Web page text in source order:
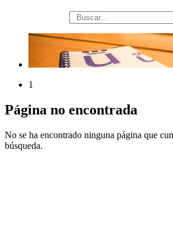
búsqueda
1
Página no encontrada
No se ha encontrado ninguna página que
búsqueda.